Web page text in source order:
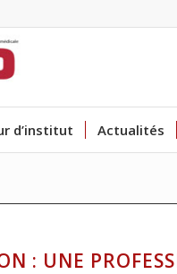
d’institut Actualités
: UNE